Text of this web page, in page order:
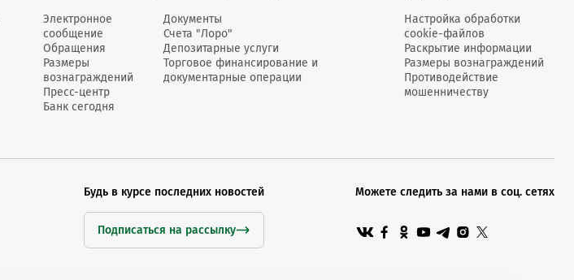
Электронное
сообщение
Обращения
Размеры
вознаграждений
Пресс-центр
Банк сегодня
Документы
Счета "Лоро"
Депозитарные услуги
Торговое финансирование и
документарные операции
Настройка обработки
cookie-файлов
Раскрытие информации
Размеры вознаграждений
Противодействие
мошенничеству
Будь в курсе последних новостей
Подписаться на рассылку
Можете следить за нами в соц. сетях